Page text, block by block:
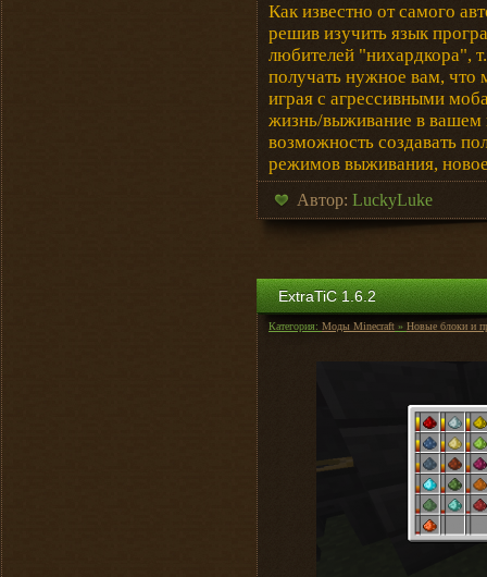
Как известно от самого
решив изучить язык
любителей "нихардкора",
получать нужное вам,
играя с агрессивными
жизнь/выживание в вашем
возможность создавать
режимов выживания,
Автор: LuckyLuke
ExtraTiC 1.6.2
Категория: Моды Minecraft » Новые блоки и